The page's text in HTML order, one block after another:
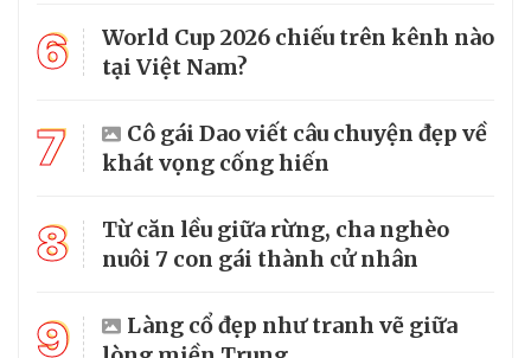
6
World Cup 2026 chiếu trên kênh nào
tại Việt Nam?
7
Cô gái Dao viết câu chuyện đẹp về
khát vọng cống hiến
8
Từ căn lều giữa rừng, cha nghèo
nuôi 7 con gái thành cử nhân
9
Làng cổ đẹp như tranh vẽ giữa